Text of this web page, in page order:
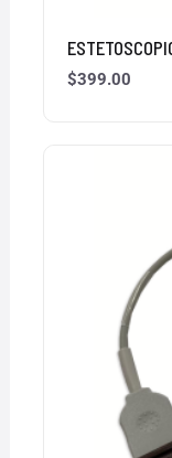
$399.00